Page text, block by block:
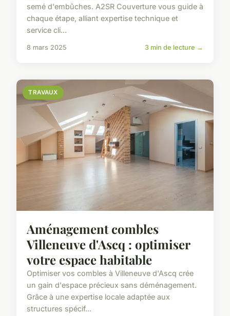
semé d'embûches. A2SR Couverture vous guide à
chaque étape, alliant expertise technique et
service cli...
8 mars 2025 3 min de lecture →
TRAVAUX
Aménagement combles
Villeneuve d'Ascq : optimiser
votre espace habitable
Optimiser vos combles à Villeneuve d'Ascq crée
un gain d'espace précieux sans déménagement.
Grâce à une expertise locale adaptée aux
structures spécif...